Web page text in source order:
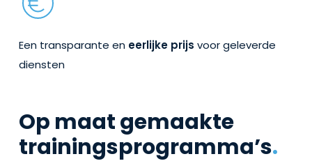
Een transparante en eerlijke prijs voor geleverde
diensten
Op maat gemaakte
trainingsprogramma’s.